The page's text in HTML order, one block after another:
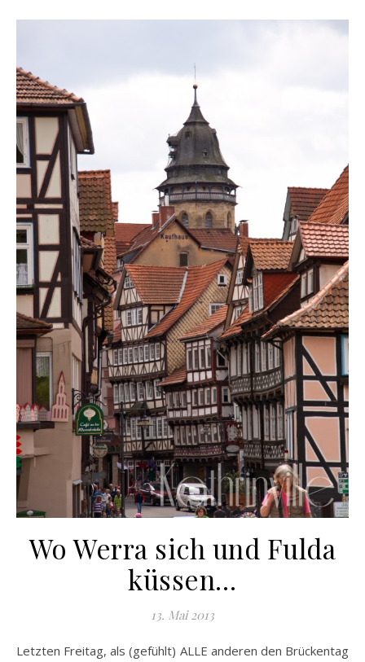
Wo Werra sich und Fulda
küssen…
13. Mai 2013
Letzten Freitag, als (gefühlt) ALLE anderen den Brückentag